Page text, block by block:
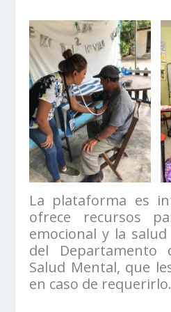
La plataforma es
ofrece recursos
emocional y la
del Departamento
Salud Mental, que
en caso de requerirlo.